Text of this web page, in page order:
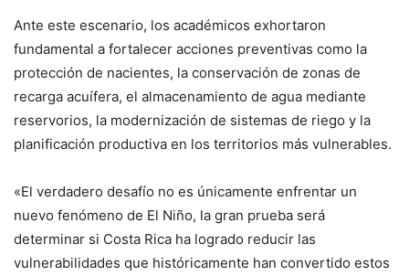
Ante este escenario, los académicos exhortaron
fundamental a fortalecer acciones preventivas como la
protección de nacientes, la conservación de zonas de
recarga acuífera, el almacenamiento de agua mediante
reservorios, la modernización de sistemas de riego y la
planificación productiva en los territorios más vulnerables.
«El verdadero desafío no es únicamente enfrentar un
nuevo fenómeno de El Niño, la gran prueba será
determinar si Costa Rica ha logrado reducir las
vulnerabilidades que históricamente han convertido estos